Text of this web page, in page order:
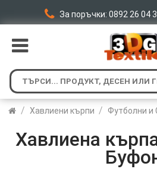
За поръчки: 0892 26 04
/ Хавлиени кърпи / Футболни и
Хавлиена